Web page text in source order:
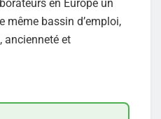
en Europe un
même bassin d’emploi,
et